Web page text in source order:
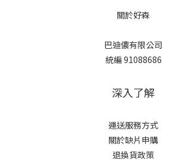
關於好森
巴迪儂有限公司
統編 91088686
深入了解
運送服務方式
關於缺片申購
退換貨政策